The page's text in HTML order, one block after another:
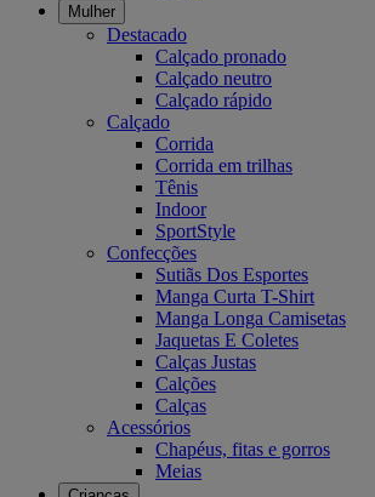
Mulher
Destacado
Calçado pronado
Calçado neutro
Calçado rápido
Calçado
Corrida
Corrida em trilhas
Tênis
Indoor
SportStyle
Confecções
Sutiãs Dos Esportes
Manga Curta T-Shirt
Manga Longa Camisetas
Jaquetas E Coletes
Calças Justas
Calções
Calças
Acessórios
Chapéus, fitas e gorros
Meias